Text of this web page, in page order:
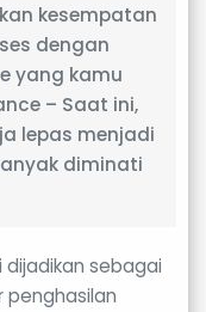
kesempatan
dengan
yang kamu
– Saat ini,
lepas menjadi
diminati
sebagai
penghasilan